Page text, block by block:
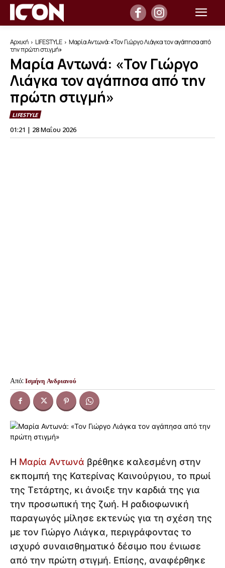
Αρχική LIFESTYLE
Μαρία Αντωνά: «Τον Γιώργο Λιάγκα τον αγάπησα από
την πρώτη στιγμή»
Μαρία Αντωνά: «Τον Γιώργο
Λιάγκα τον αγάπησα από την
πρώτη στιγμή»
LIFESTYLE
01:21 | 28 Μαΐου 2026
Από: Ισμήνη Ανδριανού
Η Μαρία Αντωνά βρέθηκε καλεσμένη στην
εκπομπή της Κατερίνας Καινούργιου, το πρωί
της Τετάρτης, κι άνοιξε την καρδιά της για
την προσωπική της ζωή. Η ραδιοφωνική
παραγωγός μίλησε εκτενώς για τη σχέση της
με τον Γιώργο Λιάγκα, περιγράφοντας το
ισχυρό συναισθηματικό δέσιμο που ένιωσε
από την πρώτη στιγμή. Επίσης, αναφέρθηκε